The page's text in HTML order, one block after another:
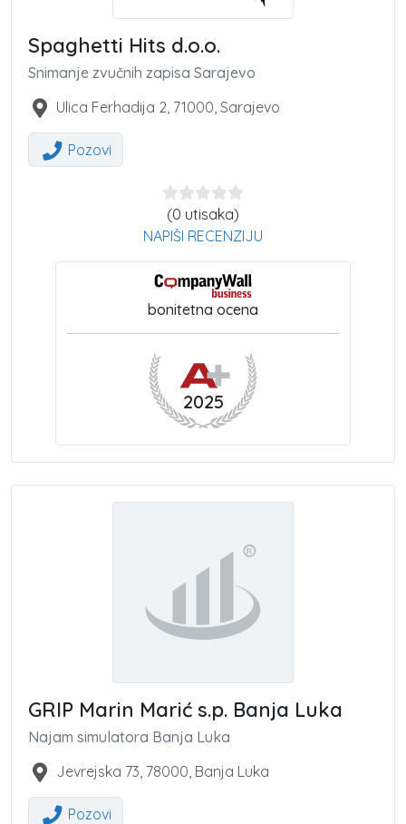
Spaghetti Hits d.o.o.
Snimanje zvučnih zapisa Sarajevo
Ulica Ferhadija 2 71000 Sarajevo
Pozovi
(0 utisaka)
NAPIŠI RECENZIJU
bonitetna ocena
2025
GRIP Marin Marić s.p. Banja Luka
Najam simulatora Banja Luka
Jevrejska 73 78000 Banja Luka
Pozovi